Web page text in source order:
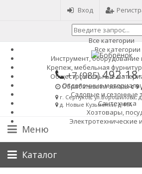
Вход
Все категории
Все категории
Инструмент, оборудование
Крепеж, мебельная
Общестроительные
Отделочные
Садовые и сезонные
Сантехника
Хозтовары,
Электротехнические
Найти
+7 (985)492-
Обрабатываем заказыс 9
г. Серпухов, ул.Ворошилова,
д. Новые Кузьменки, д.41А
Меню
Каталог